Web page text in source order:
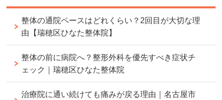
整体の通院ペースはどれくらい？2回目が大切な理
由【瑞穂区ひなた整体院】
整体の前に病院へ？整形外科を優先すべき症状チ
ェック｜瑞穂区ひなた整体院
治療院に通い続けても痛みが戻る理由｜名古屋市